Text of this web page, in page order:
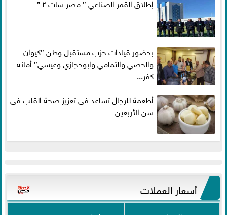
إطلاق القمر الصناعي ” مصر سات ٢ ”
بحضور قيادات حزب مستقبل وطن ”كيوان
والحصي والتمامي وابوحجازي وعيسي” أمانه
كفر...
أطعمة للرجال تساعد فى تعزيز صحة القلب فى
سن الأربعين
أسعار العملات